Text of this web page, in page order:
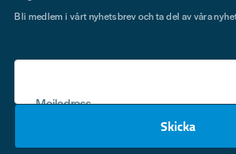
Mejladress
Skicka
Bli medlem i vårt nyhetsbrev och ta del av våra